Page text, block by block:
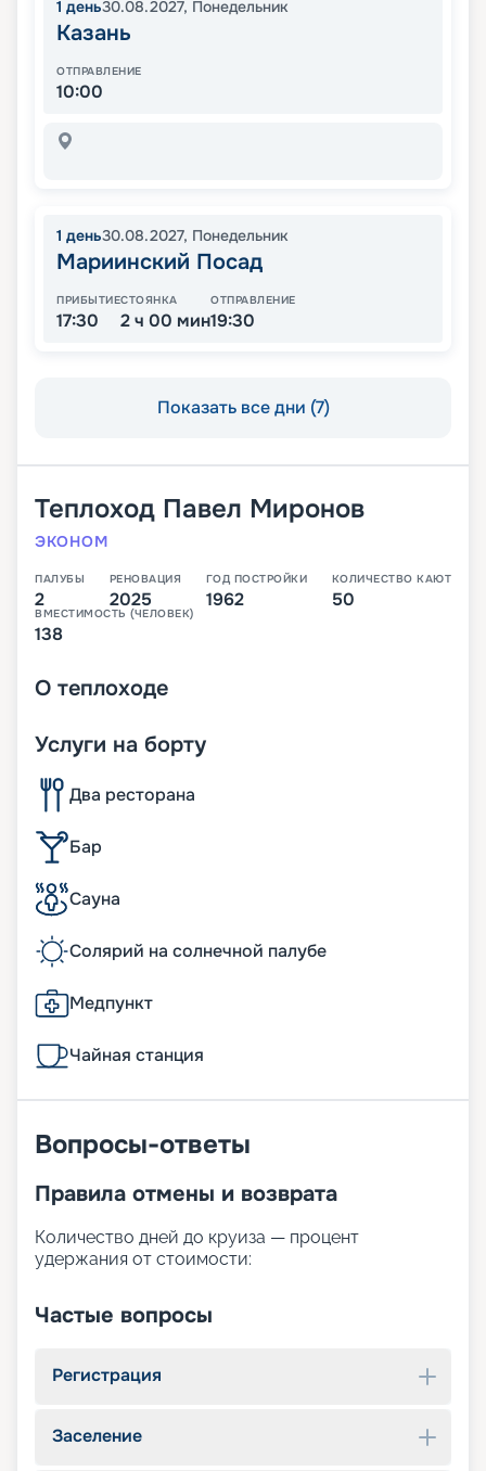
1 день30.08.2027, Понедельник
Казань
ОТПРАВЛЕНИЕ
10:00
1 день30.08.2027, Понедельник
Мариинский Посад
ПРИБЫТИЕ
17:30
СТОЯНКА
2 ч 00 мин
ОТПРАВЛЕНИЕ
19:30
Показать все дни (7)
Теплоход Павел Миронов
ЭКОНОМ
ПАЛУБЫ
2
РЕНОВАЦИЯ
2025
ГОД ПОСТРОЙКИ
1962
КОЛИЧЕСТВО КАЮТ
50
ВМЕСТИМОСТЬ (ЧЕЛОВЕК)
138
О теплоходе
Услуги на борту
Два ресторана
Бар
Сауна
Солярий на солнечной палубе
Медпункт
Чайная станция
Вопросы-ответы
Правила отмены и возврата
Количество дней до круиза — процент
удержания от стоимости:
Частые вопросы
Регистрация
Заселение